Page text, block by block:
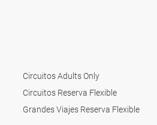
Circuitos Adults Only
Circuitos Reserva Flexible
Grandes Viajes Reserva Flexible